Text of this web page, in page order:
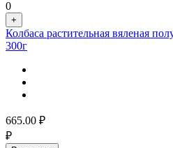
0
+
Колбаса растительная вяленая
300г
665.00 ₽
₽